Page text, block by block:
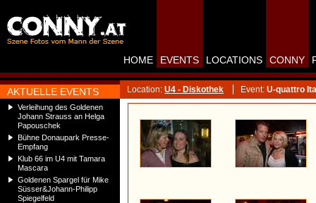
AKTUELLE EVENTS
Verleihung des Goldenen
Johann Strauss an Helga
Papouschek
Bühne Donaupark Presse-
Empfang
Klub 66 im U4 mit Tamara
Mascara
Goldenen Spargel für Mike
Süsser&Johann-Philipp
Spiegelfeld
HOME EVENTS LOCATIONS CONNY
Location: U4 - Diskothek Event: U-quattro